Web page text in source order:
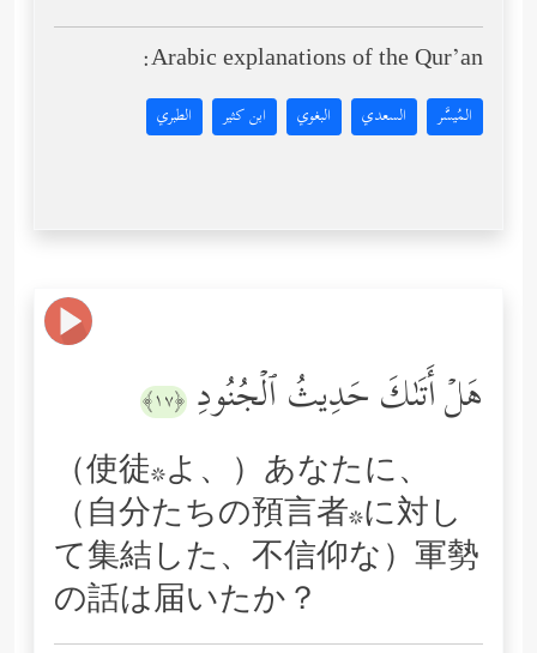
Arabic explanations of the Qur’an:
المُيسَّر السعدي البغوي ابن كثير الطبري
هَلۡ أَتَىٰكَ حَدِیثُ ٱلۡجُنُودِ ﴿١٧﴾
（使徒*よ、）あなたに、
（自分たちの預言者*に対し
て集結した、不信仰な）軍勢
の話は届いたか？